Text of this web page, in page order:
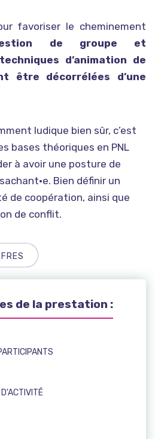
de la prestation :
favoriser le cheminement
de groupe et
d’animation de
être décorrélées d’une
ludique bien sûr, c’est
bases théoriques en PNL
à avoir une posture de
Bien définir un
de coopération, ainsi que
de conflit.